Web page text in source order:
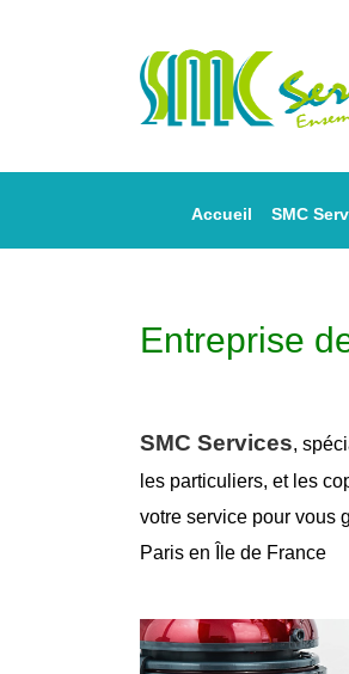
Accueil SMC
Entreprise
SMC Services,
les particuliers, et les
votre service pour vous
Paris en Île de France